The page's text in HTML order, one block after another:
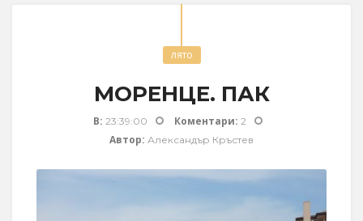
лято
МОРЕНЦЕ. ПАК
В: 23:39:00 Коментари: 2
Автор: Александър Кръстев